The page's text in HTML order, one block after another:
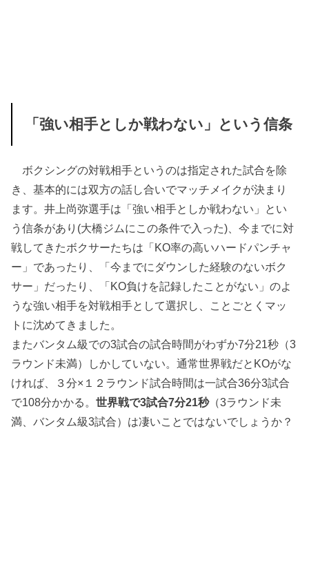
「強い相手としか戦わない」という信条
ボクシングの対戦相手というのは指定された試合を除
き、基本的には双方の話し合いでマッチメイクが決まり
ます。井上尚弥選手は「強い相手としか戦わない」とい
う信条があり(大橋ジムにこの条件で入った)、今までに対
戦してきたボクサーたちは「KO率の高いハードパンチャ
ー」であったり、「今までにダウンした経験のないボク
サー」だったり、「KO負けを記録したことがない」のよ
うな強い相手を対戦相手として選択し、ことごとくマッ
トに沈めてきました。
またバンタム級での3試合の試合時間がわずか7分21秒（3
ラウンド未満）しかしていない。通常世界戦だとKOがな
ければ、３分×１２ラウンド試合時間は一試合36分3試合
で108分かかる。世界戦で3試合7分21秒（3ラウンド未
満、バンタム級3試合）は凄いことではないでしょうか？